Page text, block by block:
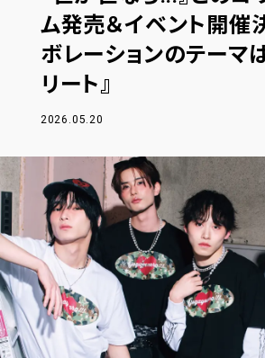
ム発売＆イベント開催
ボレーションのテーマ
リート』
2026.05.20